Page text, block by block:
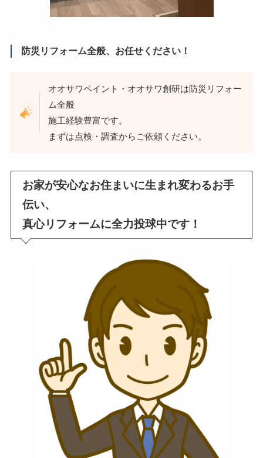
防災リフォーム全般、お任せください！
オオサワペイント・オオサワ創研は防災リフォー
ム全般
施工経験豊富です。
まずは点検・調査からご依頼ください。
お家が安心なお住まいに生まれ変わるお手
伝い、
真心リフォームに全力投球中です！